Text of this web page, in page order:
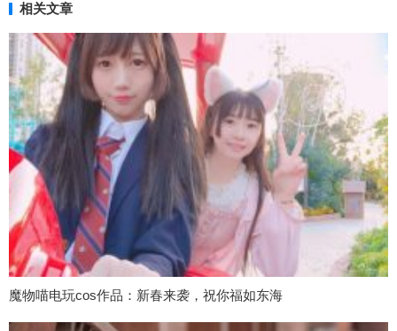
相关文章
魔物喵电玩cos作品：新春来袭，祝你福如东海